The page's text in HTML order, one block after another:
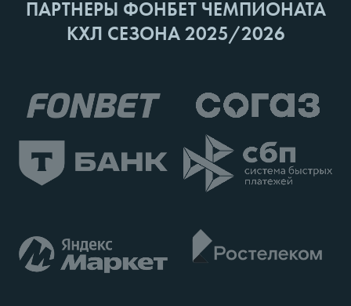
ПАРТНЕРЫ ФОНБЕТ ЧЕМПИОНАТА
КХЛ СЕЗОНА 2025/2026